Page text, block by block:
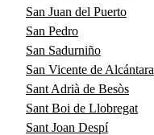
San Juan del Puerto
San Pedro
San Sadurniño
San Vicente de Alcántara
Sant Adrià de Besòs
Sant Boi de Llobregat
Sant Joan Despí